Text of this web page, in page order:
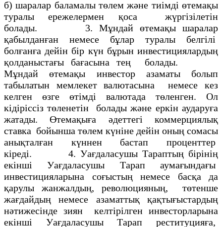
б) шаралар баламалы төлем және тиiмдi өтемақы
туралы ережелермен қоса жүргiзiлетiн
болады. 3. Мұндай өтемақы шаралар
қабылданған немесе бұлар туралы белгiлi
болғанға дейiн бiр күн бұрын инвестициялардың
қолданыстағы бағасына тең болады.
Мұндай өтемақы инвестор азаматы болып
табылатын мемлекет валютасына немесе кез
келген өзге өтiмдi валютада төленген. Ол
кiдiрiссiз төленетiн болады және еркiн аударуға
жатады. Өтемақыға әдеттегi коммерциялық
ставка бойынша төлем күнiне дейiн оның сомасы
анықталған күннен бастап проценттер
кiредi. 4. Уағдаласушы Тараптың бірiнiң
екiншi Уағдаласушы Тарап аумағындағы
инвестицияларына соғыстың немесе басқа да
қарулы жанжалдың, революцияның, төтенше
жағдайдың немесе азаматтық қақтығыстардың
нәтижесiнде зиян келтiрiлген инвесторларына
екiншi Уағдаласушы Тарап реституцияға,